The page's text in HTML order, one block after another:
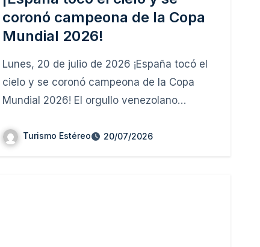
coronó campeona de la Copa
Mundial 2026!
Lunes, 20 de julio de 2026 ¡España tocó el
cielo y se coronó campeona de la Copa
Mundial 2026! El orgullo venezolano…
Turismo Estéreo 20/07/2026